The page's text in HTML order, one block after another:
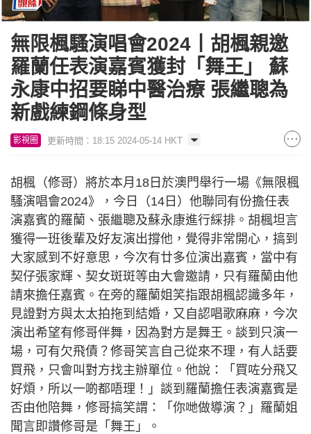
無限楓騷演唱會2024丨胡楓親邀
羅蘭任表演嘉賓獲封「舞王」 蘇
永康中招要睇中醫治療 張繼聰為
新戲練鋼條身型
影視圈 更新時間：18:15 2024-05-14 HKT
胡楓（修哥）將於本月18日於澳門舉行一場《無限楓
騷演唱會2024》，今日（14日）他聯同有份擔任表
演嘉賓的羅蘭、張繼聰及蘇永康進行綵排。胡楓坦言
獲得一班後輩及好友演出撐他，覺得非常開心，搞到
大家感到不好意思，今次有廿多位演出嘉賓，當中有
契仔張家輝、契女斑斑等由大會邀請，只有羅蘭由他
請來擔任嘉賓。在旁的羅蘭姐笑指跟胡楓認識多年，
見證對方與太太拍拖到結婚，又自認唱歌麻麻，今次
演出希望有修哥伴舞，因為對方是舞王。談到只演一
場，可有欠飛債？修哥笑言自己從來不理，有人話要
買飛，只會叫對方找主辦單位。他說：「買咗分飛又
好煩，所以一啲都唔理！」談到羅蘭擔任表演嘉賓是
否由他陪舞，修哥搞笑謂：「你哋做導演？」羅蘭姐
聞言即讚修哥是「舞王」。